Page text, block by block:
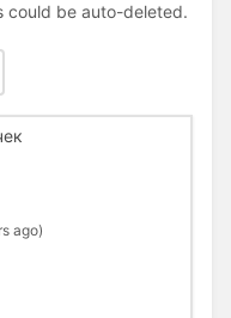
could be auto-deleted.
ago)